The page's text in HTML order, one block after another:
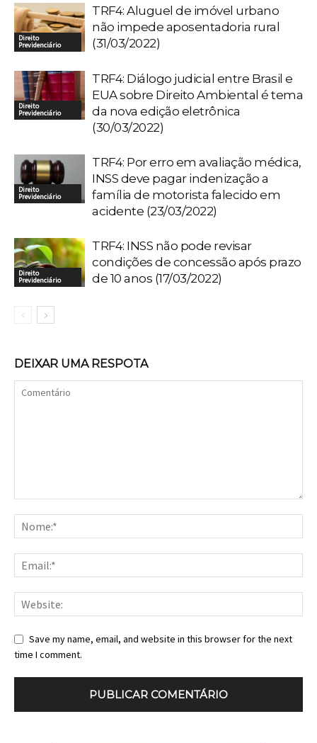
Direito
Previdenciário
TRF4: Aluguel de imóvel urbano
não impede aposentadoria rural
(31/03/2022)
Direito
Previdenciário
TRF4: Diálogo judicial entre Brasil e
EUA sobre Direito Ambiental é tema
da nova edição eletrônica
(30/03/2022)
Direito
Previdenciário
TRF4: Por erro em avaliação médica,
INSS deve pagar indenização a
família de motorista falecido em
acidente (23/03/2022)
Direito
Previdenciário
TRF4: INSS não pode revisar
condições de concessão após prazo
de 10 anos (17/03/2022)
DEIXAR UMA RESPOTA
Save my name, email, and website in this browser for the next
time I comment.